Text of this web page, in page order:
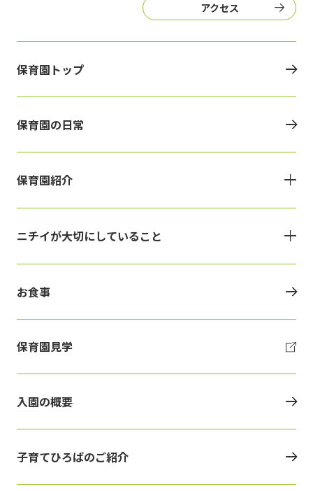
アクセス
保育園トップ
保育園の日常
保育園紹介
ニチイが大切にしていること
お食事
保育園見学
入園の概要
子育てひろばのご紹介